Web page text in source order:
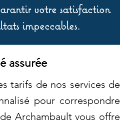
votre satisfaction
impeccables.
assurée
tarifs de nos services de
pour correspondre
Archambault vous offre